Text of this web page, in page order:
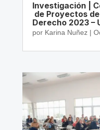
Investigación |
de Proyectos
Derecho 2023 –
por Karina Nuñez|